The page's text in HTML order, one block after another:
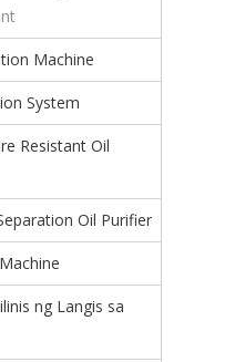
Machine
System
Resistant Oil
Oil Purifier
ng Langis sa